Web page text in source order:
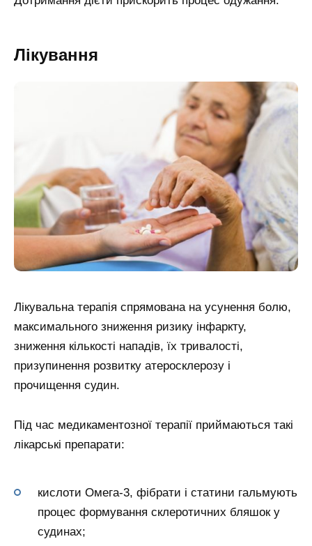
Лікування
Лікувальна терапія спрямована на усунення болю,
максимального зниження ризику інфаркту,
зниження кількості нападів, їх тривалості,
призупинення розвитку атеросклерозу і
прочищення судин.
Під час медикаментозної терапії приймаються такі
лікарські препарати:
кислоти Омега-3, фібрати і статини гальмують
процес формування склеротичних бляшок у
судинах;